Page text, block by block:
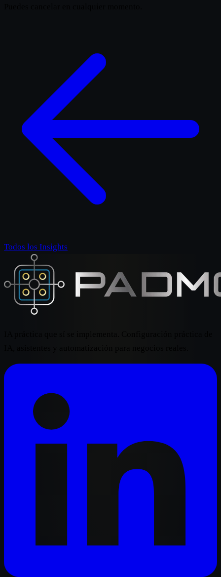
Todos los Insights